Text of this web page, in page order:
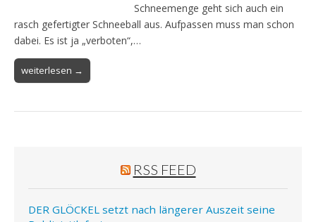
Schneemenge geht sich auch ein
rasch gefertigter Schneeball aus. Aufpassen muss man schon
dabei. Es ist ja „verboten“,…
weiterlesen →
RSS FEED
DER GLÖCKEL setzt nach längerer Auszeit seine